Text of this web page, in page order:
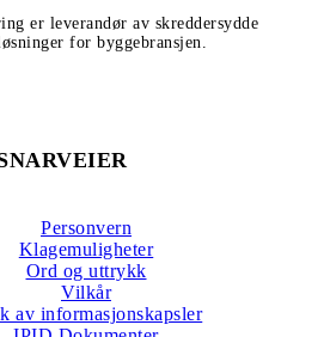
er leverandør av skreddersydde
for byggebransjen.
Personvern
Klagemuligheter
Ord og uttrykk
Vilkår
av informasjonskapsler